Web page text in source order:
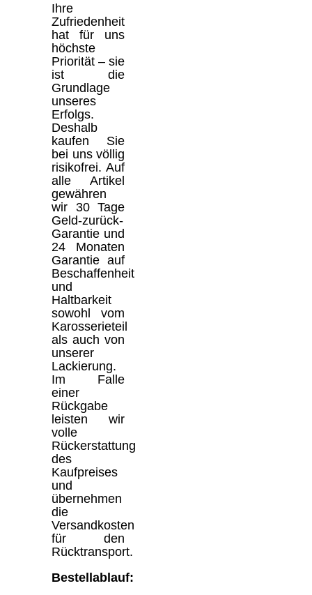
Ihre
Zufriedenheit
hat für uns
höchste
Priorität – sie
ist die
Grundlage
unseres
Erfolgs.
Deshalb
kaufen Sie
bei uns völlig
risikofrei. Auf
alle Artikel
gewähren
wir 30 Tage
Geld-zurück-
Garantie und
24 Monaten
Garantie auf
Beschaffenheit
und
Haltbarkeit
sowohl vom
Karosserieteil
als auch von
unserer
Lackierung.
Im Falle
einer
Rückgabe
leisten wir
volle
Rückerstattung
des
Kaufpreises
und
übernehmen
die
Versandkosten
für den
Rücktransport.
Bestellablauf: